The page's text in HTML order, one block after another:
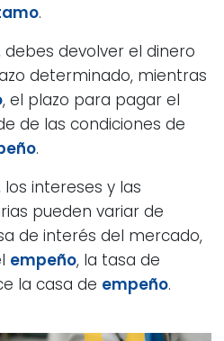
.
debes devolver el dinero
determinado, mientras
, el plazo para pagar el
de las condiciones de
.
los intereses y las
pueden variar de
de interés del mercado,
empeño, la tasa de
la casa de empeño.